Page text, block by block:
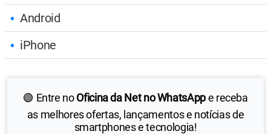
Android
iPhone
🟢 Entre noOficina da Net no WhatsAppe receba
as melhores ofertas, lançamentos e notícias de
smartphones e tecnologia!